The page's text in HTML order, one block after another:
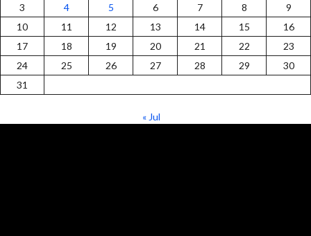
3
4 5 6 7 8
9
10
11 12 13 14 15
16
17
18 19 20 21 22
23
24
25 26 27 28 29
30
31
« Jul